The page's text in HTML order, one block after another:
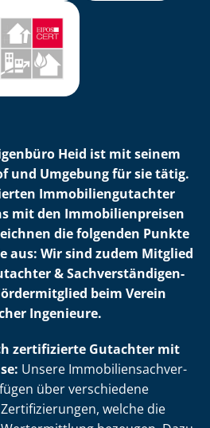
Heid ist mit seinem
und Umgebung für sie tätig.
Im­mo­bi­li­en­gut­ach­ter
mit den Im­mo­bi­li­en­prei­sen
die folgenden Punkte
aus: Wir sind zudem Mitglied
& Sach­ver­stän­di­gen­
beim Verein
Ingenieure.
zertifizierte Gutachter mit
Unsere Im­mo­bi­li­en­sach­ver­
über verschiedene
welche die